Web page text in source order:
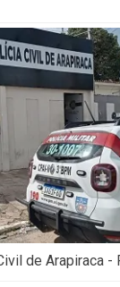
de Arapiraca -